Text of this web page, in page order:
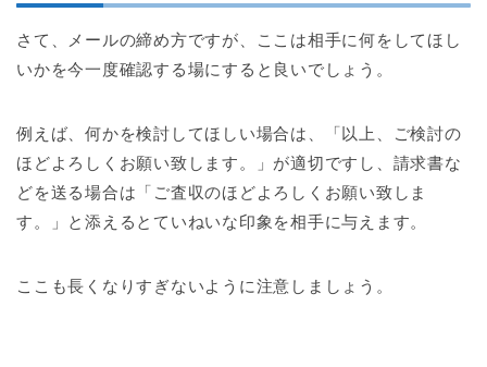
さて、メールの締め方ですが、ここは相手に何をしてほし
いかを今一度確認する場にすると良いでしょう。
例えば、何かを検討してほしい場合は、「以上、ご検討の
ほどよろしくお願い致します。」が適切ですし、請求書な
どを送る場合は「ご査収のほどよろしくお願い致しま
す。」と添えるとていねいな印象を相手に与えます。
ここも長くなりすぎないように注意しましょう。